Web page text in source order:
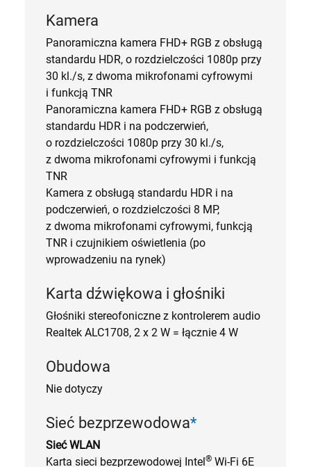
Kamera
Panoramiczna kamera FHD+ RGB z obsługą
standardu HDR, o rozdzielczości 1080p przy
30 kl./s, z dwoma mikrofonami cyfrowymi
i funkcją TNR
Panoramiczna kamera FHD+ RGB z obsługą
standardu HDR i na podczerwień,
o rozdzielczości 1080p przy 30 kl./s,
z dwoma mikrofonami cyfrowymi i funkcją
TNR
Kamera z obsługą standardu HDR i na
podczerwień, o rozdzielczości 8 MP,
z dwoma mikrofonami cyfrowymi, funkcją
TNR i czujnikiem oświetlenia (po
wprowadzeniu na rynek)
Karta dźwiękowa i głośniki
Głośniki stereofoniczne z kontrolerem audio
Realtek ALC1708, 2 x 2 W = łącznie 4 W
Obudowa
Nie dotyczy
Sieć bezprzewodowa*
Sieć WLAN
Karta sieci bezprzewodowej Intel ®Wi-Fi 6E